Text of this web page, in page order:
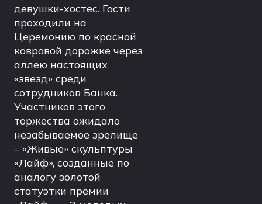
девушки-хостес. Гости
проходили на
Церемонию по красной
ковровой дорожке через
аллею настоящих
«звезд» среди
сотрудников Банка.
Участников этого
торжества ожидало
незабываемое зрелище
– «Живые» скульптуры
«Лайф», созданные по
аналогу золотой
статуэтки премии